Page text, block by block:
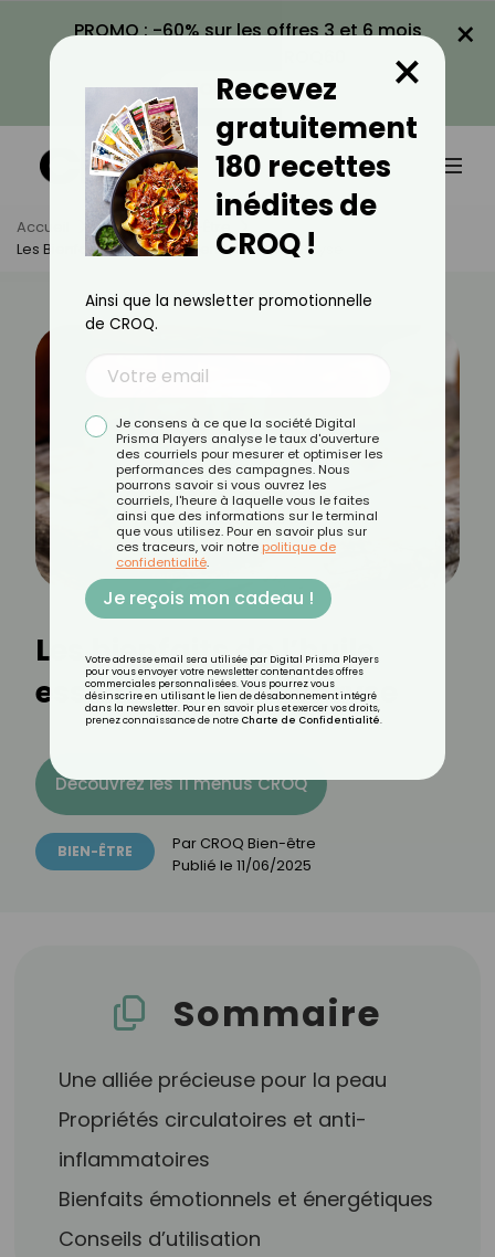
PROMO : -60% sur les offres 3 et 6 mois
VOIR LA PROMO
×
Accueil Actus
Bien-Être
Les Bienfaits De L’huile Essentielle D’hélichryse
Les bienfaits de l’huile
essentielle d’hélichryse
Découvrez les 11 menus CROQ
BIEN-ÊTRE Par CROQ Bien-être
Publié le 11/06/2025
Sommaire
Une alliée précieuse pour la peau
Propriétés circulatoires et anti-
inflammatoires
Bienfaits émotionnels et énergétiques
Conseils d’utilisation
Recevez
gratuitement
180 recettes
inédites de
CROQ !
×
Ainsi que la newsletter promotionnelle
de CROQ.
Je consens à ce que la société Digital
Prisma Players analyse le taux d'ouverture
des courriels pour mesurer et optimiser les
performances des campagnes. Nous
pourrons savoir si vous ouvrez les
courriels, l'heure à laquelle vous le faites
ainsi que des informations sur le terminal
que vous utilisez. Pour en savoir plus sur
ces traceurs, voir notre politique de
confidentialité.
Je reçois mon cadeau !
Votre adresse email sera utilisée par Digital Prisma Players
pour vous envoyer votre newsletter contenant des offres
commerciales personnalisées. Vous pourrez vous
désinscrire en utilisant le lien de désabonnement intégré
dans la newsletter. Pour en savoir plus et exercer vos droits,
prenez connaissance de notre Charte de Confidentialité.